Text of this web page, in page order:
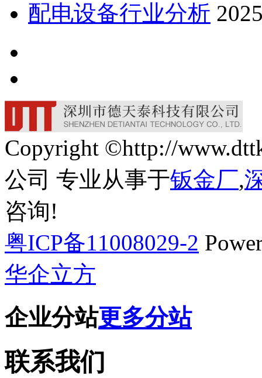
配电设备行业分析
Copyright ©http://
公司 专业从事于钣金厂,
咨询!
粤ICP备11008029-2
华企立方
企业分站更多分站
联系我们